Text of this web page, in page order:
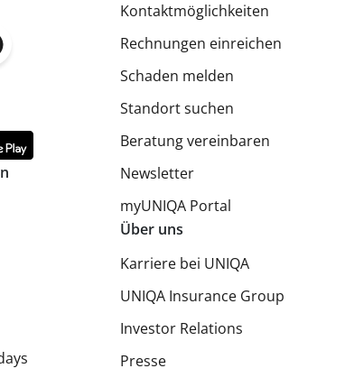
Kontaktmöglichkeiten
Rechnungen einreichen
Schaden melden
Standort suchen
Beratung vereinbaren
Newsletter
myUNIQA Portal
Über uns
Karriere bei UNIQA
UNIQA Insurance Group
Investor Relations
Presse